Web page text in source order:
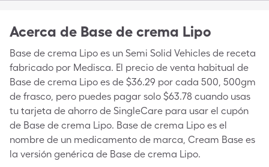
Acerca de Base de crema Lipo
Base de crema Lipo es un Semi Solid Vehicles de receta
fabricado por Medisca. El precio de venta habitual de
Base de crema Lipo es de $36.29 por cada 500, 500gm
de frasco, pero puedes pagar solo $63.78 cuando usas
tu tarjeta de ahorro de SingleCare para usar el cupón
de Base de crema Lipo. Base de crema Lipo es el
nombre de un medicamento de marca, Cream Base es
la versión genérica de Base de crema Lipo.